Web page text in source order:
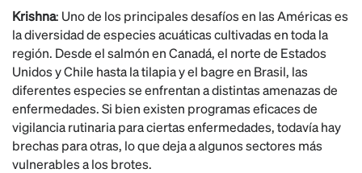
Krishna: Uno de los principales desafíos en las Américas es
la diversidad de especies acuáticas cultivadas en toda la
región. Desde el salmón en Canadá, el norte de Estados
Unidos y Chile hasta la tilapia y el bagre en Brasil, las
diferentes especies se enfrentan a distintas amenazas de
enfermedades. Si bien existen programas eficaces de
vigilancia rutinaria para ciertas enfermedades, todavía hay
brechas para otras, lo que deja a algunos sectores más
vulnerables a los brotes.